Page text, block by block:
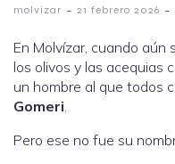
molvizar - 21 febrero 2026 -
En Molvízar, cuando aún
los olivos y las acequias
un hombre al que todos
Gomeri.
Pero ese no fue su